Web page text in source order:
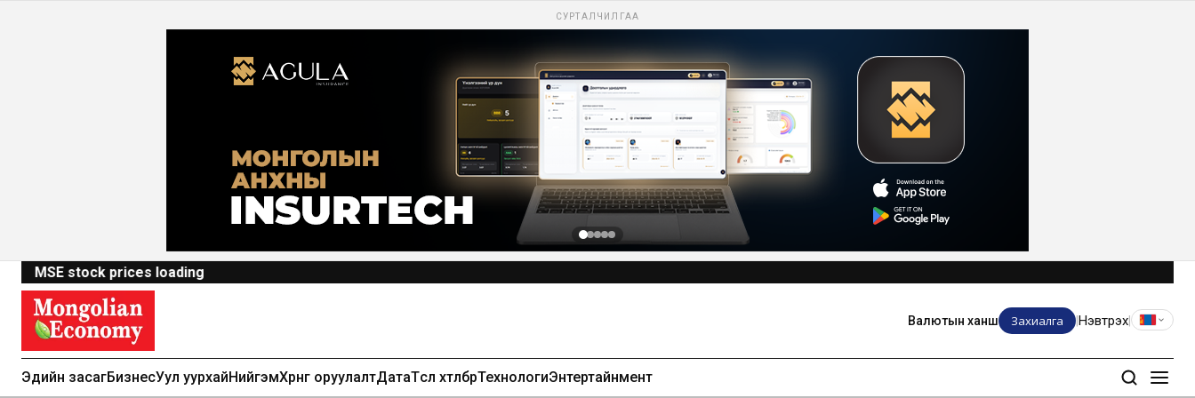
СУРТАЛЧИЛГАА
MSE stock prices loading
Валютын ханш Захиалга Нэвтрэх
Эдийн засагБизнесУул уурхайНийгэмХөрөнгө оруулалтДатаТөсөл хөтөлбөрТехнологиЭнтертайнмент